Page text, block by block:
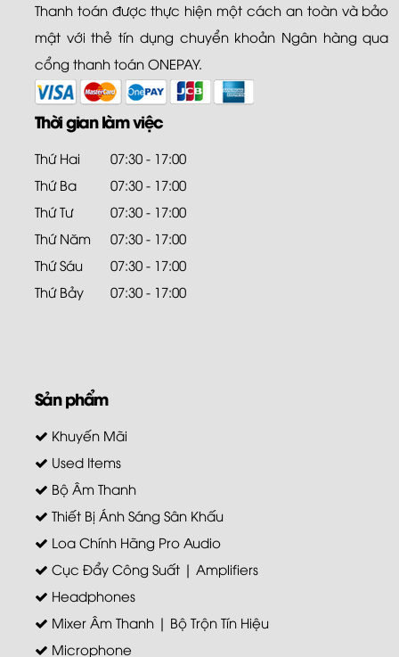
Thanh toán được thực hiện một cách an toàn và bảo
mật với thẻ tín dụng chuyển khoản Ngân hàng qua
cổng thanh toán ONEPAY.
Thời gian làm việc
Thứ Hai
07:30 - 17:00
Thứ Ba
07:30 - 17:00
Thứ Tư
07:30 - 17:00
Thứ Năm
07:30 - 17:00
Thứ Sáu
07:30 - 17:00
Thứ Bảy
07:30 - 17:00
Sản phẩm
Khuyến Mãi
Used Items
Bộ Âm Thanh
Thiết Bị Ánh Sáng Sân Khấu
Loa Chính Hãng Pro Audio
Cục Đẩy Công Suất | Amplifiers
Headphones
Mixer Âm Thanh | Bộ Trộn Tín Hiệu
Microphone